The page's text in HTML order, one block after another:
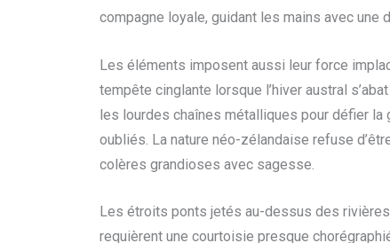
compagne loyale, guidant les mains avec une
Les éléments imposent aussi leur force
tempête cinglante lorsque l’hiver austral
les lourdes chaînes métalliques pour défier
oubliés. La nature néo-zélandaise refuse
colères grandioses avec sagesse.
Les étroits ponts jetés au-dessus des
requièrent une courtoisie presque